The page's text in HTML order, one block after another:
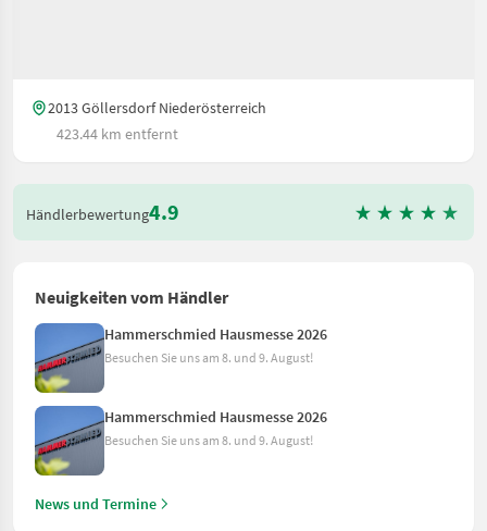
2013 Göllersdorf Niederösterreich
423.44 km entfernt
Händlerbewertung4.9
Neuigkeiten vom Händler
Hammerschmied Hausmesse 2026
Besuchen Sie uns am 8. und 9. August!
Hammerschmied Hausmesse 2026
Besuchen Sie uns am 8. und 9. August!
News und Termine